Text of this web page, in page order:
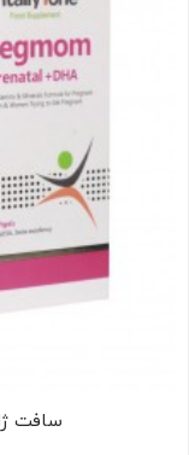
سافت ژل